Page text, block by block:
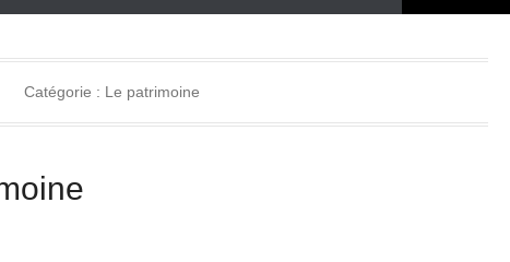
Catégorie : Le patrimoine